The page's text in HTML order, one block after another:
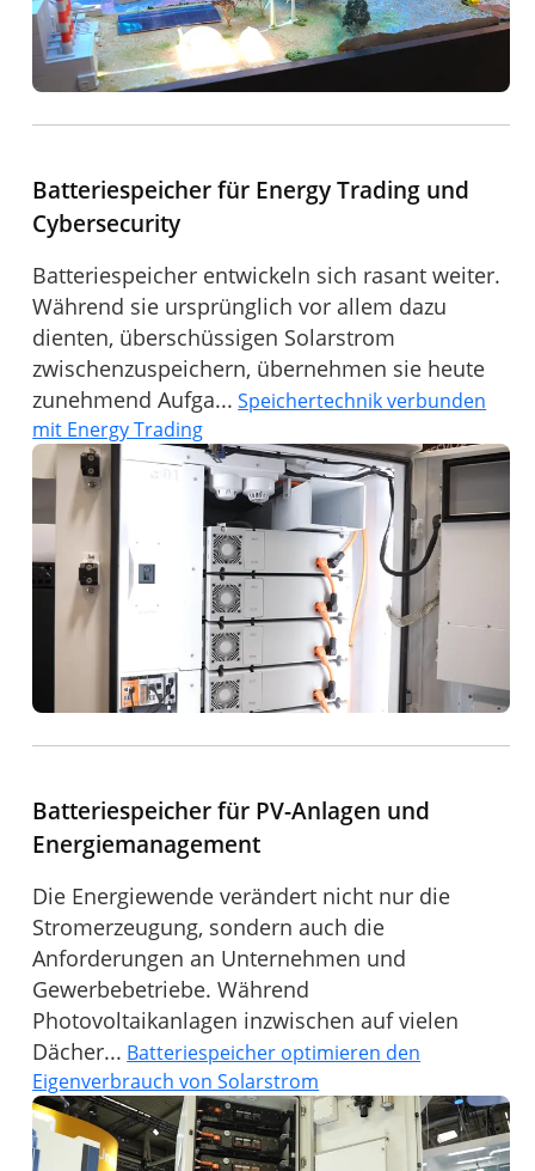
Batteriespeicher für Energy Trading und
Cybersecurity
Batteriespeicher entwickeln sich rasant weiter.
Während sie ursprünglich vor allem dazu
dienten, überschüssigen Solarstrom
zwischenzuspeichern, übernehmen sie heute
zunehmend Aufga... Speichertechnik verbunden
mit Energy Trading
Batteriespeicher für PV-Anlagen und
Energiemanagement
Die Energiewende verändert nicht nur die
Stromerzeugung, sondern auch die
Anforderungen an Unternehmen und
Gewerbebetriebe. Während
Photovoltaikanlagen inzwischen auf vielen
Dächer... Batteriespeicher optimieren den
Eigenverbrauch von Solarstrom